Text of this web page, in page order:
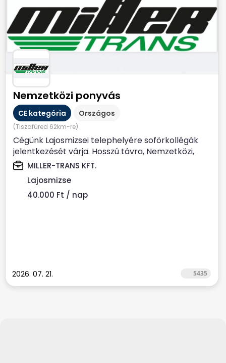
Nemzetközi ponyvás
CE kategória Országos
(Tiszafüred 62km-re)
Cégünk Lajosmizsei telephelyére soförkollégák
jelentkezését várja. Hosszú távra, Nemzetközi,
Ponyvás...
MILLER-TRANS KFT.
Lajosmizse
40.000 Ft / nap
2026. 07. 21. 5435